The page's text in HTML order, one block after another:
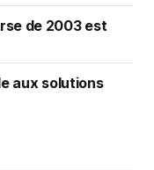
de 2003 est
aux solutions